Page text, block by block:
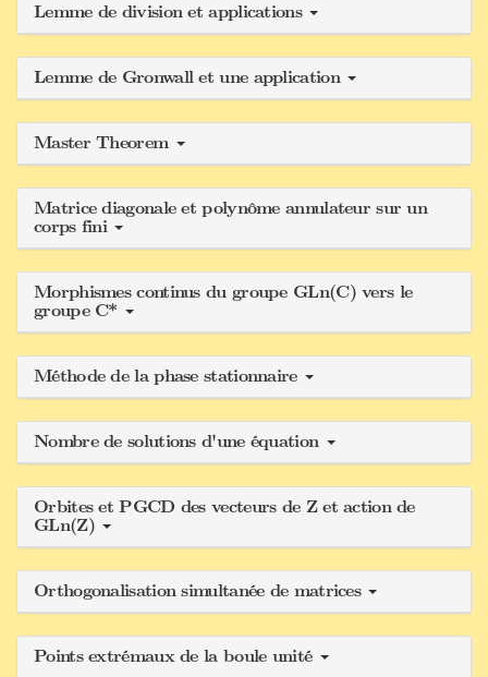
Lemme de division et applications
Lemme de Gronwall et une application
Master Theorem
Matrice diagonale et polynôme annulateur sur un
corps fini
Morphismes continus du groupe GLn(C) vers le
groupe C*
Méthode de la phase stationnaire
Nombre de solutions d'une équation
Orbites et PGCD des vecteurs de Z et action de
GLn(Z)
Orthogonalisation simultanée de matrices
Points extrémaux de la boule unité